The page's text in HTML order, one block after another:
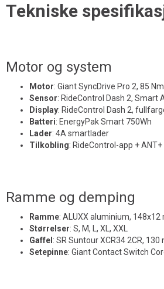
Tekniske
Motor og system
Motor: Giant SyncDrive Pro 2, 85 Nm
Sensor: RideControl Dash 2, Smart
Display: RideControl Dash 2,
Batteri: EnergyPak Smart 750Wh
Lader: 4A smartlader
Tilkobling: RideControl-app + ANT+
Ramme og demping
Ramme: ALUXX aluminium,
Størrelser: S, M, L, XL, XXL
Gaffel : SR Suntour XCR34 2CR,
Setepinne: Giant Contact Switch